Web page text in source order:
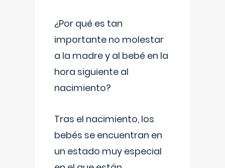
¿Por qué es tan
importante no molestar
a la madre y al bebé en la
hora siguiente al
nacimiento?
Tras el nacimiento, los
bebés se encuentran en
un estado muy especial